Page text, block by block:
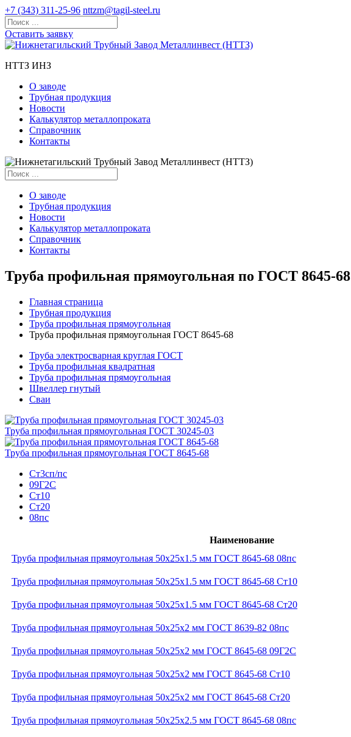
+7 (343) 311-25-96 nttzm@tagil-steel.ru
Оставить заявку
НТТЗ ИНЗ
О заводе
Трубная продукция
Новости
Калькулятор металлопроката
Справочник
Контакты
О заводе
Трубная продукция
Новости
Калькулятор металлопроката
Справочник
Контакты
Труба профильная прямоугольная по ГОСТ 8645-68
Главная страница
Трубная продукция
Труба профильная прямоугольная
Труба профильная прямоугольная ГОСТ 8645-68
Труба электросварная круглая ГОСТ
Труба профильная квадратная
Труба профильная прямоугольная
Швеллер гнутый
Сваи
Труба профильная прямоугольная ГОСТ 30245-03
Труба профильная прямоугольная ГОСТ 8645-68
Ст3сп/пс
09Г2С
Ст10
Ст20
08пс
Наименование
Труба профильная прямоугольная 50x25x1.5 мм ГОСТ 8645-68 08пс
Труба профильная прямоугольная 50x25x1.5 мм ГОСТ 8645-68 Ст10
Труба профильная прямоугольная 50x25x1.5 мм ГОСТ 8645-68 Ст20
Труба профильная прямоугольная 50x25x2 мм ГОСТ 8639-82 08пс
Труба профильная прямоугольная 50x25x2 мм ГОСТ 8645-68 09Г2С
Труба профильная прямоугольная 50x25x2 мм ГОСТ 8645-68 Ст10
Труба профильная прямоугольная 50x25x2 мм ГОСТ 8645-68 Ст20
Труба профильная прямоугольная 50x25x2.5 мм ГОСТ 8645-68 08пс